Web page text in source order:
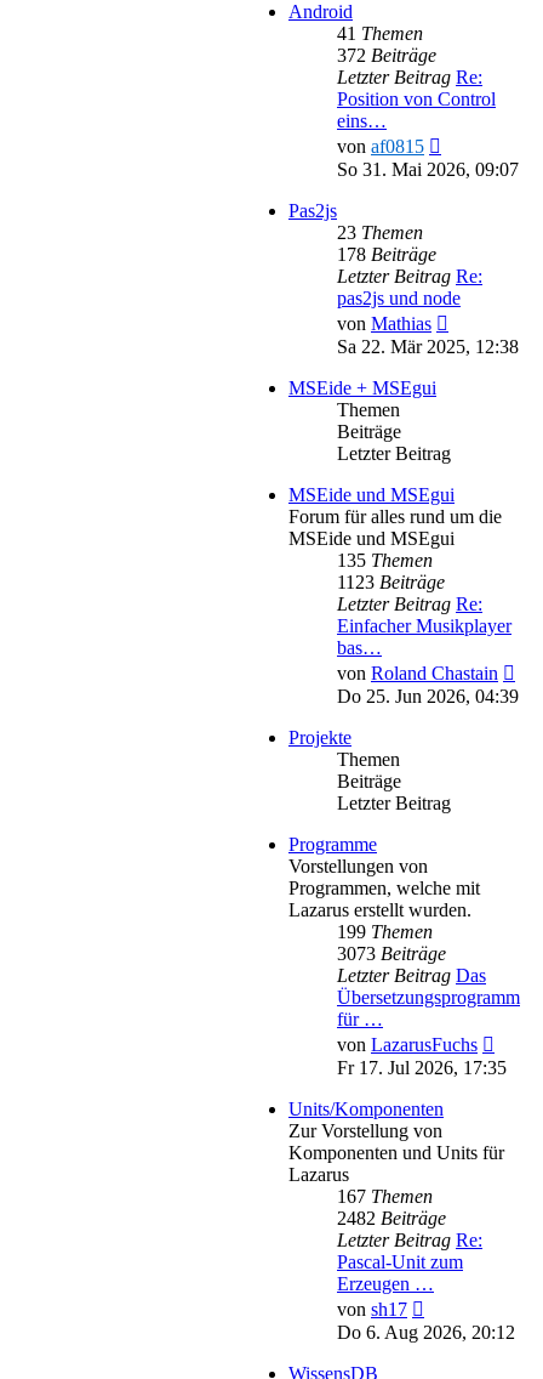
Android
41 Themen
372 Beiträge
Letzter Beitrag Re:
Position von Control
eins…
von af0815
Beitrag
So 31. Mai 2026, 09:07
Pas2js
23 Themen
178 Beiträge
Letzter Beitrag Re:
pas2js und node
von Mathias
Beitrag
Sa 22. Mär 2025, 12:38
MSEide + MSEgui
Themen
Beiträge
Letzter Beitrag
MSEide und MSEgui
Forum für alles rund um die
MSEide und MSEgui
135 Themen
1123 Beiträge
Letzter Beitrag Re:
Einfacher Musikplayer
bas…
von Roland Chastain
Do 25. Jun 2026, 04:39
Projekte
Themen
Beiträge
Letzter Beitrag
Programme
Vorstellungen von
Programmen, welche mit
Lazarus erstellt wurden.
199 Themen
3073 Beiträge
Letzter Beitrag Das
Übersetzungsprogramm
für …
von LazarusFuchs
Fr 17. Jul 2026, 17:35
Units/Komponenten
Zur Vorstellung von
Komponenten und Units für
Lazarus
167 Themen
2482 Beiträge
Letzter Beitrag Re:
Pascal-Unit zum
Erzeugen …
von sh17
Beitrag
Do 6. Aug 2026, 20:12
WissensDB